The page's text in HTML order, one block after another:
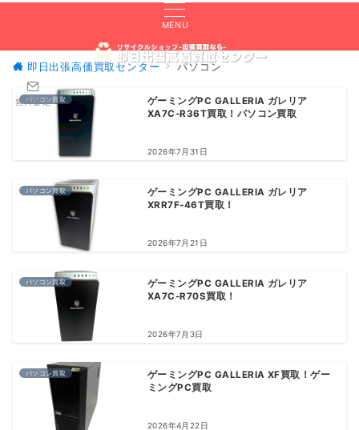
MENU
無料査定
即日出張高価買取センター パソコン
パソコン買取
ゲーミングPC GALLERIA ガレリア
XA7C-R36T買取！パソコン買取
2026年7月31日
パソコン買取
ゲーミングPC GALLERIA ガレリア
XRR7F-46T買取！
2026年7月21日
パソコン買取
ゲーミングPC GALLERIA ガレリア
XA7C-R70S買取！
2026年7月3日
パソコン買取
ゲーミングPC GALLERIA XF買取！ゲー
ミングPC買取
2026年4月22日